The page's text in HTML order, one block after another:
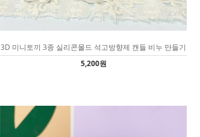
3D 미니토끼 3종 실리콘몰드 석고방향제 캔들 비누 만들기
5,200원